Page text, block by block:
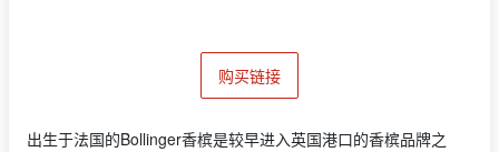
购买链接
出生于法国的Bollinger香槟是较早进入英国港口的香槟品牌之